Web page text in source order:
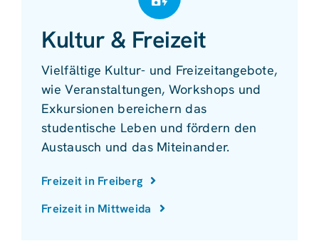
Kultur & Freizeit
Vielfältige Kultur- und Freizeitangebote,
wie Veranstaltungen, Workshops und
Exkursionen bereichern das
studentische Leben und fördern den
Austausch und das Miteinander.
Freizeit in Freiberg
Freizeit in Mittweida